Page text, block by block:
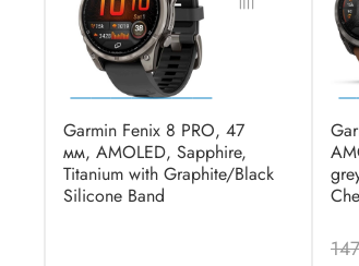
Garmin Fenix 8 PRO, 47
мм, AMOLED, Sapphire,
Titanium with Graphite/Black
Silicone Band